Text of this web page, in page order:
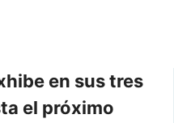
en sus tres
el próximo